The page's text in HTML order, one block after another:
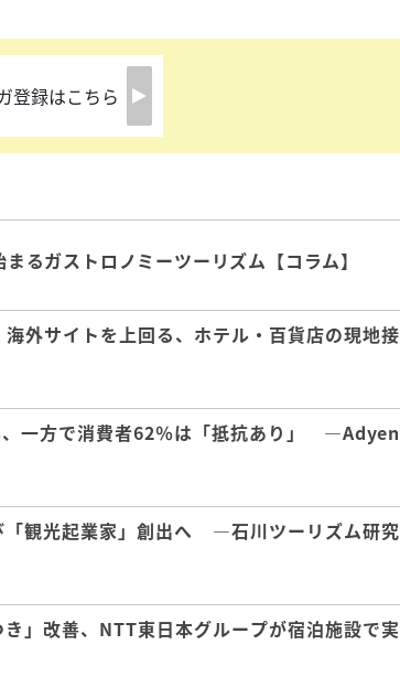
登録はこちら
るガストロノミーツーリズム【コラム】
外サイトを上回る、ホテル・百貨店の現地接
、一方で消費者62％は「抵抗あり」 ―Adyen
「観光起業家」創出へ ―石川ツーリズム研究
」改善、NTT東日本グループが宿泊施設で実